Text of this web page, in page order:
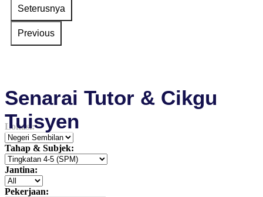
Senarai Tutor & Cikgu
Tuisyen
Lokasi:
Tahap & Subjek:
Jantina:
Pekerjaan: